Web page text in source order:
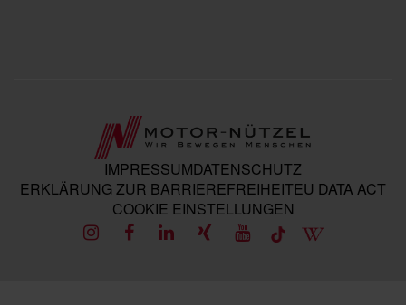
IMPRESSUMDATENSCHUTZ
ERKLÄRUNG ZUR BARRIEREFREIHEITEU DATA ACT
COOKIE EINSTELLUNGEN